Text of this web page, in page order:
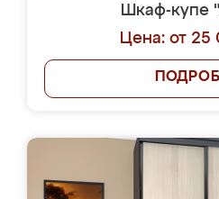
Шкаф-купе
Цена: от 25